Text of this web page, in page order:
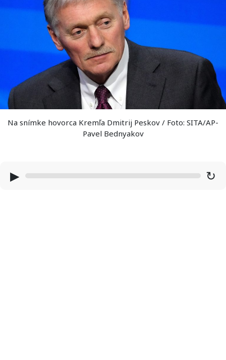
Na snímke hovorca Kremľa Dmitrij Peskov / Foto: SITA/AP-
Pavel Bednyakov
▶ ↻